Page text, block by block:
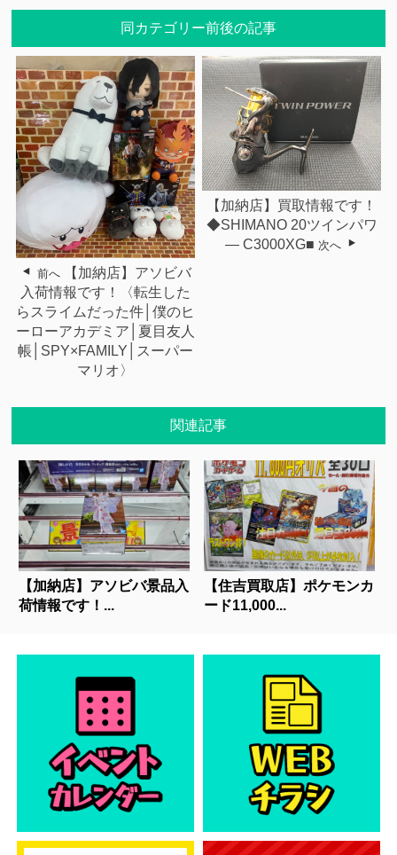
同カテゴリー前後の記事
前へ
【加納店】アソビバ
入荷情報です！〈転生した
らスライムだった件│僕のヒ
ーローアカデミア│夏目友人
帳│SPY×FAMILY│スーパー
マリオ〉
【加納店】買取情報です！
◆SHIMANO 20ツインパワ
― C3000XG■ 次へ
関連記事
【加納店】アソビバ景品入
荷情報です！...
【住吉買取店】ポケモンカ
ード11,000...